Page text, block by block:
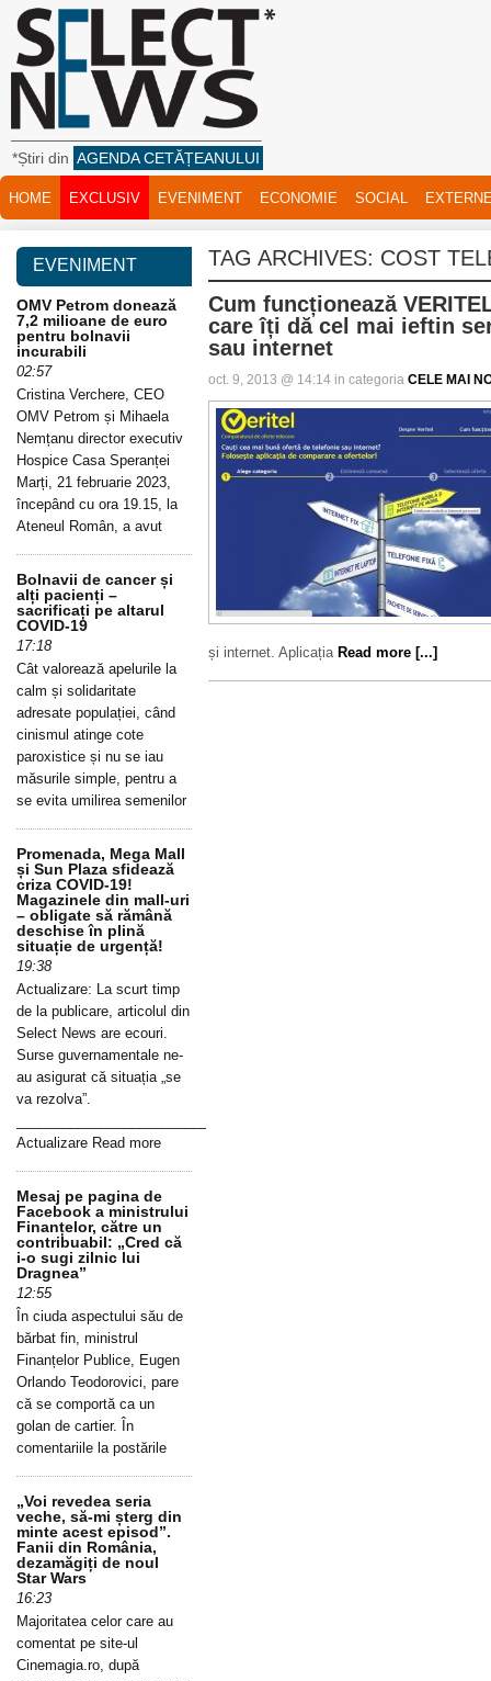
*Știri din AGENDA CETĂȚEANULUI
HOME EXCLUSIV EVENIMENT ECONOMIE SOCIAL
TAG ARCHIVES: COST
Cum funcționează
care îți dă cel mai ieftin
sau internet
oct. 9, 2013 @ 14:14 in categoria CELE MAI
și internet. Aplicația Read more [...]
EVENIMENT
OMV Petrom donează
7,2 milioane de euro
pentru bolnavii
incurabili
02:57
Cristina Verchere, CEO
OMV Petrom și Mihaela
Nemțanu director executiv
Hospice Casa Speranței
Marți, 21 februarie 2023,
începând cu ora 19.15, la
Ateneul Român, a avut
Bolnavii de cancer și
alți pacienți –
sacrificați pe altarul
COVID-19
17:18
Cât valorează apelurile la
calm și solidaritate
adresate populației, când
cinismul atinge cote
paroxistice și nu se iau
măsurile simple, pentru a
se evita umilirea semenilor
Promenada, Mega Mall
și Sun Plaza sfidează
criza COVID-19!
Magazinele din mall-uri
– obligate să rămână
deschise în plină
situație de urgență!
19:38
Actualizare: La scurt timp
de la publicare, articolul din
Select News are ecouri.
Surse guvernamentale ne-
au asigurat că situația „se
va rezolva”.
Actualizare Read more
Mesaj pe pagina de
Facebook a ministrului
Finanțelor, către un
contribuabil: „Cred că
i-o sugi zilnic lui
Dragnea”
12:55
În ciuda aspectului său de
bărbat fin, ministrul
Finanțelor Publice, Eugen
Orlando Teodorovici, pare
că se comportă ca un
golan de cartier. În
comentariile la postările
„Voi revedea seria
veche, să-mi șterg din
minte acest episod”.
Fanii din România,
dezamăgiți de noul
Star Wars
16:23
Majoritatea celor care au
comentat pe site-ul
Cinemagia.ro, după